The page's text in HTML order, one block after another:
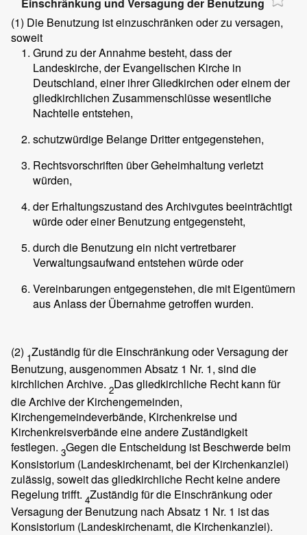
(1) Die Benutzung ist einzuschränken oder zu versagen,
soweit
Grund zu der Annahme besteht, dass der
Landeskirche, der Evangelischen Kirche in
Deutschland, einer ihrer Gliedkirchen oder einem der
gliedkirchlichen Zusammenschlüsse wesentliche
Nachteile entstehen,
schutzwürdige Belange Dritter entgegenstehen,
Rechtsvorschriften über Geheimhaltung verletzt
würden,
der Erhaltungszustand des Archivgutes beeinträchtigt
würde oder einer Benutzung entgegensteht,
durch die Benutzung ein nicht vertretbarer
Verwaltungsaufwand entstehen würde oder
Vereinbarungen entgegenstehen, die mit Eigentümern
aus Anlass der Übernahme getroffen wurden.
(2) 1Zuständig für die Einschränkung oder Versagung der
Benutzung, ausgenommen Absatz 1 Nr. 1, sind die
kirchlichen Archive. 2Das gliedkirchliche Recht kann für
die Archive der Kirchengemeinden,
Kirchengemeindeverbände, Kirchenkreise und
Kirchenkreisverbände eine andere Zuständigkeit
festlegen. 3Gegen die Entscheidung ist Beschwerde beim
Konsistorium (Landeskirchenamt, bei der Kirchenkanzlei)
zulässig, soweit das gliedkirchliche Recht keine andere
Regelung trifft. 4Zuständig für die Einschränkung oder
Versagung der Benutzung nach Absatz 1 Nr. 1 ist das
Konsistorium (Landeskirchenamt, die Kirchenkanzlei).